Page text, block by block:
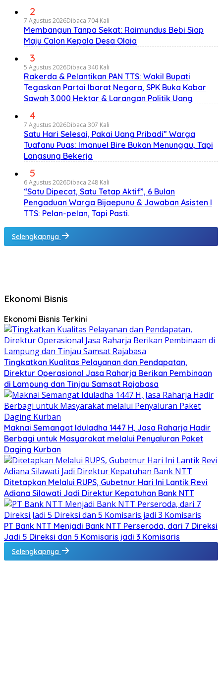
2
7 Agustus 2026Dibaca 704 Kali
Membangun Tanpa Sekat: Raimundus Bebi Siap
Maju Calon Kepala Desa Olaia
3
5 Agustus 2026Dibaca 340 Kali
Rakerda & Pelantikan PAN TTS: Wakil Bupati
Tegaskan Partai Ibarat Negara, SPK Buka Kabar
Sawah 3.000 Hektar & Larangan Politik Uang
4
7 Agustus 2026Dibaca 307 Kali
Satu Hari Selesai, Pakai Uang Pribadi” Warga
Tuafanu Puas: Imanuel Bire Bukan Menunggu, Tapi
Langsung Bekerja
5
6 Agustus 2026Dibaca 248 Kali
“Satu Dipecat, Satu Tetap Aktif”, 6 Bulan
Pengaduan Warga Bijaepunu & Jawaban Asisten I
TTS: Pelan-pelan, Tapi Pasti.
Selengkapnya
Ekonomi Bisnis
Ekonomi Bisnis Terkini
Tingkatkan Kualitas Pelayanan dan Pendapatan,
Direktur Operasional Jasa Raharja Berikan Pembinaan
di Lampung dan Tinjau Samsat Rajabasa
Maknai Semangat Iduladha 1447 H, Jasa Raharja Hadir
Berbagi untuk Masyarakat melalui Penyaluran Paket
Daging Kurban
Ditetapkan Melalui RUPS, Gubetnur Hari Ini Lantik Revi
Adiana Silawati Jadi Direktur Kepatuhan Bank NTT
PT Bank NTT Menjadi Bank NTT Perseroda, dari 7 Direksi
Jadi 5 Direksi dan 5 Komisaris jadi 3 Komisaris
Selengkapnya